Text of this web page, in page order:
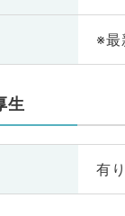
※最
生
有り